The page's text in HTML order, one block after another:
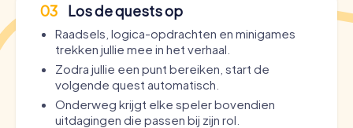
03 Los de quests op
Raadsels, logica-opdrachten en minigames
trekken jullie mee in het verhaal.
Zodra jullie een punt bereiken, start de
volgende quest automatisch.
Onderweg krijgt elke speler bovendien
uitdagingen die passen bij zijn rol.